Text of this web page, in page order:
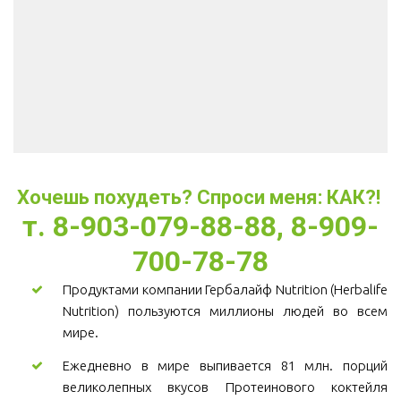
Хочешь похудеть? Спроси меня: КАК?!
т. 8-903-079-88-88, 8-909-
700-78-78
Продуктами компании Гербалайф Nutrition (Herbalife
Nutrition) пользуются миллионы людей во всем
мире.
Ежедневно в мире выпивается 81 млн. порций
великолепных вкусов Протеинового коктейля